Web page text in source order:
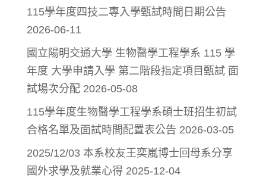
115學年度四技二專入學甄試時間日期公告
2026-06-11
國立陽明交通大學 生物醫學工程學系 115 學
年度 大學申請入學 第二階段指定項目甄試 面
試場次分配 2026-05-08
115學年度生物醫學工程學系碩士班招生初試
合格名單及面試時間配置表公告 2026-03-05
2025/12/03 本系校友王奕嵐博士回母系分享
國外求學及就業心得 2025-12-04